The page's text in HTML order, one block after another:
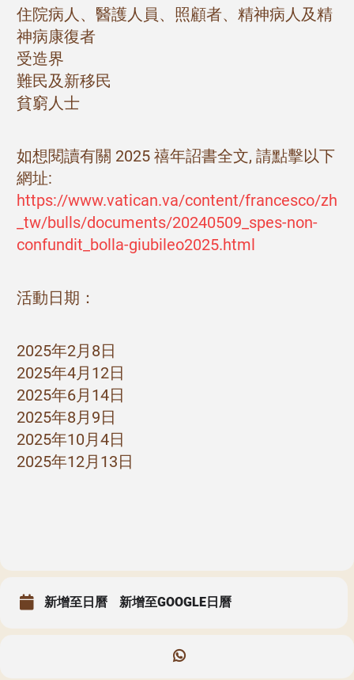
住院病人、醫護人員、照顧者、精神病人及精
神病康復者
受造界
難民及新移民
貧窮人士
如想閱讀有關 2025 禧年詔書全文, 請點擊以下
網址:
https://www.vatican.va/content/francesco/zh
_tw/bulls/documents/20240509_spes-non-
confundit_bolla-giubileo2025.html
活動日期：
2025年2月8日
2025年4月12日
2025年6月14日
2025年8月9日
2025年10月4日
2025年12月13日
新增至日曆 新增至GOOGLE日曆